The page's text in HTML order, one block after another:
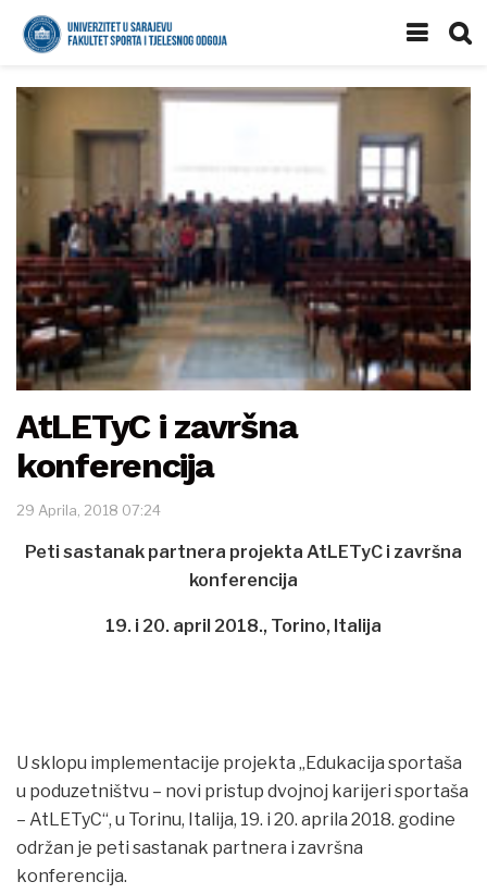
AtLETyC i završna
konferencija
29 Aprila, 2018 07:24
Peti sastanak partnera projekta AtLETyC i završna
konferencija
19. i 20. april 2018., Torino, Italija
U sklopu implementacije projekta „Edukacija sportaša
u poduzetništvu – novi pristup dvojnoj karijeri sportaša
– AtLETyC“, u Torinu, Italija, 19. i 20. aprila 2018. godine
održan je peti sastanak partnera i završna
konferencija.